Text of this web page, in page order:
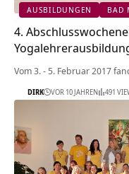
AUSBILDUNGEN BAD
4.
Vom 3. - 5. Februar 2017
DIRK VOR 10 JAHREN 491